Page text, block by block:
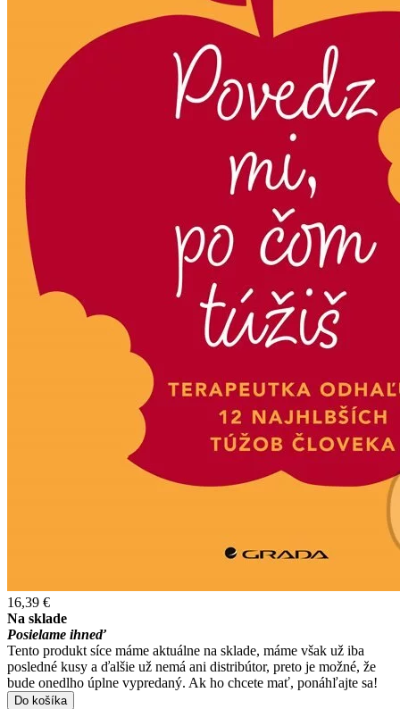
16,39 €
Na sklade
Posielame ihneď
Tento produkt síce máme aktuálne na sklade, máme však už iba
posledné kusy a ďalšie už nemá ani distribútor, preto je možné, že
bude onedlho úplne vypredaný. Ak ho chcete mať, ponáhľajte sa!
Do košíka